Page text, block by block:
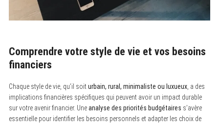
Comprendre votre style de vie et vos besoins
financiers
Chaque style de vie, qu’il soiturbain, rural, minimaliste ou luxueux, a des
implications financières spécifiques qui peuvent avoir un impact durable
sur votre avenir financier. Uneanalyse des priorités budgétaires s’avère
essentielle pour identifier les besoins personnels et adapter les choix de